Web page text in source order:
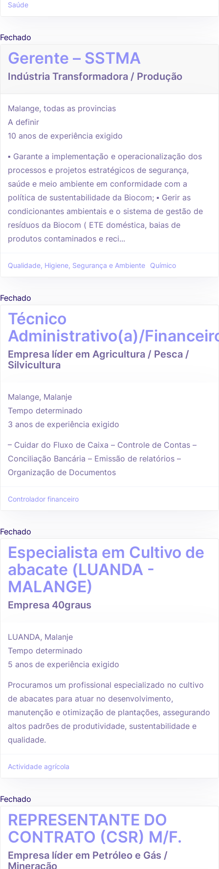
Saúde
Fechado
Gerente – SSTMA
Indústria Transformadora / Produção
Malange, todas as provincias
A definir
10 anos de experiência exigido
▪ Garante a implementação e operacionalização dos
processos e projetos estratégicos de segurança,
saúde e meio ambiente em conformidade com a
política de sustentabilidade da Biocom; ▪ Gerir as
condicionantes ambientais e o sistema de gestão de
resíduos da Biocom ( ETE doméstica, baias de
produtos contaminados e reci...
Qualidade, Higiene, Segurança e Ambiente Químico
Fechado
Técnico
Administrativo(a)/
Empresa líder em Agricultura / Pesca /
Silvicultura
Malange, Malanje
Tempo determinado
3 anos de experiência exigido
– Cuidar do Fluxo de Caixa – Controle de Contas –
Conciliação Bancária – Emissão de relatórios –
Organização de Documentos
Controlador financeiro
Fechado
Especialista em Cultivo de
abacate (LUANDA -
MALANGE)
Empresa 40graus
LUANDA, Malanje
Tempo determinado
5 anos de experiência exigido
Procuramos um profissional especializado no cultivo
de abacates para atuar no desenvolvimento,
manutenção e otimização de plantações, assegurando
altos padrões de produtividade, sustentabilidade e
qualidade.
Actividade agrícola
Fechado
REPRESENTANTE DO
CONTRATO (CSR) M/F.
Empresa líder em Petróleo e Gás /
Mineração